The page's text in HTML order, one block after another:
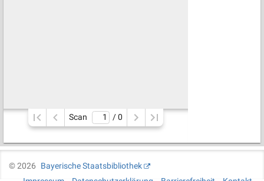
Scan / 0
©2026
Bayerische Staatsbibliothek